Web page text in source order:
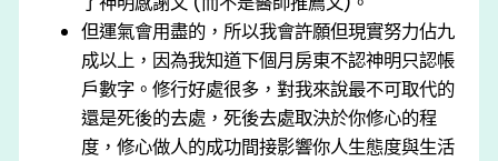
但運氣會用盡的，所以我會許願但現實努力佔九
成以上，因為我知道下個月房東不認神明只認帳
戶數字。修行好處很多，對我來說最不可取代的
還是死後的去處，死後去處取決於你修心的程
度，修心做人的成功間接影響你人生態度與生活